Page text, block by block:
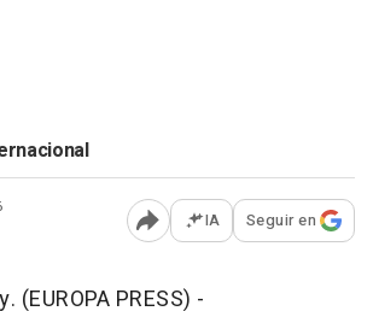
Abrir opciones para
IA Seguir en
(EUROPA PRESS) -